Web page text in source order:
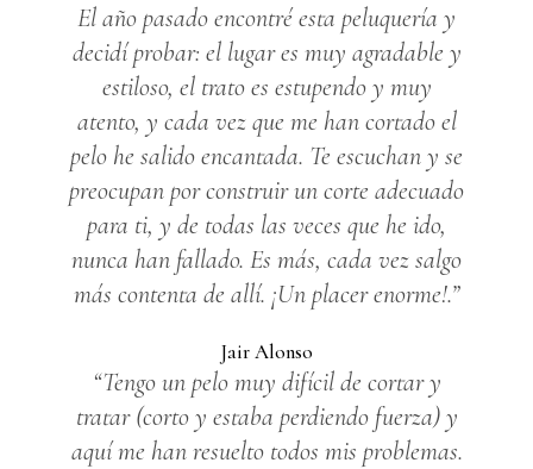
El año pasado encontré esta peluquería y
decidí probar: el lugar es muy agradable y
estiloso, el trato es estupendo y muy
atento, y cada vez que me han cortado el
pelo he salido encantada. Te escuchan y se
preocupan por construir un corte adecuado
para ti, y de todas las veces que he ido,
nunca han fallado. Es más, cada vez salgo
más contenta de allí. ¡Un placer enorme!.”
Jair Alonso
“Tengo un pelo muy difícil de cortar y
tratar (corto y estaba perdiendo fuerza) y
aquí me han resuelto todos mis problemas.